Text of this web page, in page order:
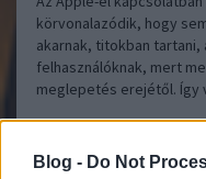
Blog - Do Not
körvonalazódik, hogy
akarnak, titokban
felhasználóknak, mert
meglepetés erejétől. Így
@Ittasellátó: